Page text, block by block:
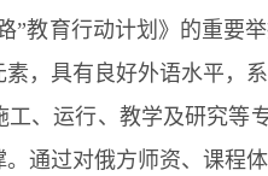
”教育行动计划》的重要
，具有良好外语水平，
、运行、教学及研究等
通过对俄方师资、课程